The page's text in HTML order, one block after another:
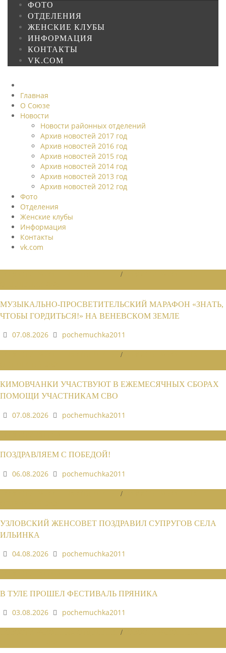
ФОТО
ОТДЕЛЕНИЯ
ЖЕНСКИЕ КЛУБЫ
ИНФОРМАЦИЯ
КОНТАКТЫ
VK.COM
Главная
О Союзе
Новости
Новости районных отделений
Архив новостей 2017 год
Архив новостей 2016 год
Архив новостей 2015 год
Архив новостей 2014 год
Архив новостей 2013 год
Архив новостей 2012 год
Фото
Отделения
Женские клубы
Информация
Контакты
vk.com
/
МУЗЫКАЛЬНО-ПРОСВЕТИТЕЛЬСКИЙ МАРАФОН «ЗНАТЬ,
ЧТОБЫ ГОРДИТЬСЯ!» НА ВЕНЕВСКОМ ЗЕМЛЕ
07.08.2026
pochemuchka2011
/
КИМОВЧАНКИ УЧАСТВУЮТ В ЕЖЕМЕСЯЧНЫХ СБОРАХ
ПОМОЩИ УЧАСТНИКАМ СВО
07.08.2026
pochemuchka2011
ПОЗДРАВЛЯЕМ С ПОБЕДОЙ!
06.08.2026
pochemuchka2011
/
УЗЛОВСКИЙ ЖЕНСОВЕТ ПОЗДРАВИЛ СУПРУГОВ СЕЛА
ИЛЬИНКА
04.08.2026
pochemuchka2011
В ТУЛЕ ПРОШЕЛ ФЕСТИВАЛЬ ПРЯНИКА
03.08.2026
pochemuchka2011
/